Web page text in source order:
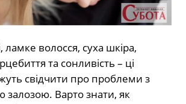
ламке волосся, суха шкіра,
та сонливість – ці
свідчити про проблеми з
залозою. Варто знати, як